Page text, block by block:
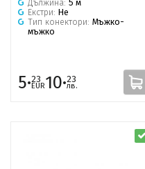
Дължина: 5 м
Екстри: Не
Тип конектори: Мъжко-
мъжко
5·23
EUR10·23
лв.